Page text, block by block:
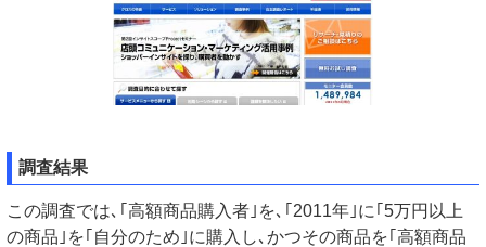
調査結果
この調査では､｢高額商品購入者｣を､｢2011年｣に｢5万円以上
の商品｣を｢自分のため｣に購入し､かつその商品を｢高額商品